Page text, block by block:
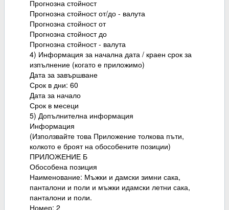
Прогнозна стойност
Прогнозна стойност от/до - валута
Прогнозна стойност от
Прогнозна стойност до
Прогнозна стойност - валута
4) Информация за начална дата / краен срок за
изпълнение (когато е приложимо)
Дата за завършване
Срок в дни: 60
Дата за начало
Срок в месеци
5) Допълнителна информация
Информация
(Използвайте това Приложение толкова пъти,
колкото е броят на обособените позиции)
ПРИЛОЖЕНИЕ Б
Обособена позиция
Наименование: Мъжки и дамски зимни сака,
панталони и поли и мъжки идамски летни сака,
панталони и поли.
Номер: 2